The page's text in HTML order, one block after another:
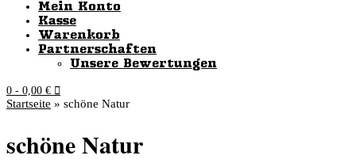
Mein Konto
Kasse
Warenkorb
Partnerschaften
Unsere Bewertungen
0 - 0,00 €
Startseite » schöne Natur
schöne Natur